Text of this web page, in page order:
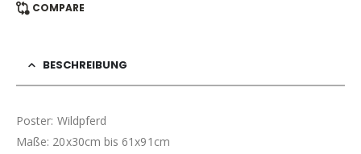
COMPARE
BESCHREIBUNG
Poster: Wildpferd
Maße: 20x30cm bis 61x91cm